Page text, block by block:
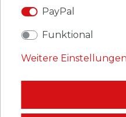
359,99
*inkl. ges.
PayPal
Funktional
Weitere Einstellungen